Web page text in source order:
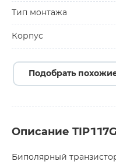
Тип монтажа
Корпус
Подобрать
Описание TIP117G
Биполярный